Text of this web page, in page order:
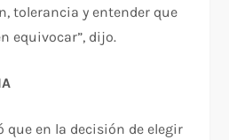
tolerancia y entender que
equivocar”, dijo.
que en la decisión de elegir